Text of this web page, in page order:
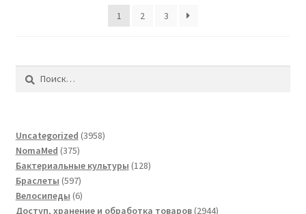
1 2 3
Uncategorized 39583958
NomaMed 375375
товаров
Бактериальные культуры 128128
Браслеты 597597
товаров
Велосипеды 66
товаров
Доступ, хранение и обработка товаров 29442944